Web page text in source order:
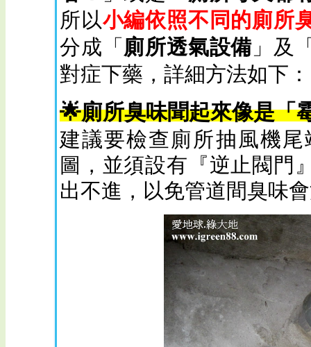
所以小編依照不同的廁所
分成「 廁所透氣設備 」及
對症下藥，詳細方法如下：
🌟廁所臭味聞起來像是「
建議要檢查廁所抽風機
圖，並須設有『逆止閥門
出不進，以免管道間臭味